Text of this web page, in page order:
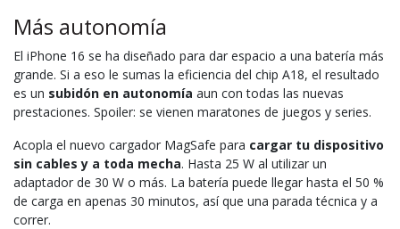
Más autonomía
El iPhone 16 se ha diseñado para dar espacio a una batería más
grande. Si a eso le sumas la eficiencia del chip A18, el resultado
es un subidón en autonomía aun con todas las nuevas
prestaciones. Spoiler: se vienen maratones de juegos y series.
Acopla el nuevo cargador MagSafe para cargar tu dispositivo
sin cables y a toda mecha. Hasta 25 W al utilizar un
adaptador de 30 W o más. La batería puede llegar hasta el 50 %
de carga en apenas 30 minutos, así que una parada técnica y a
correr.